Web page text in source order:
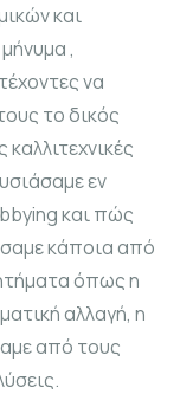
και
,
να
το δικός
εν
και πώς
κάποια από
όπως η
αλλαγή, η
από τους